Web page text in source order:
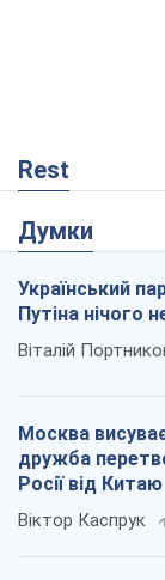
Rest
Думки
Український
Путіна нічого
Віталій
Москва висуває
дружба
Росії від Китаю
Віктор Каспрук